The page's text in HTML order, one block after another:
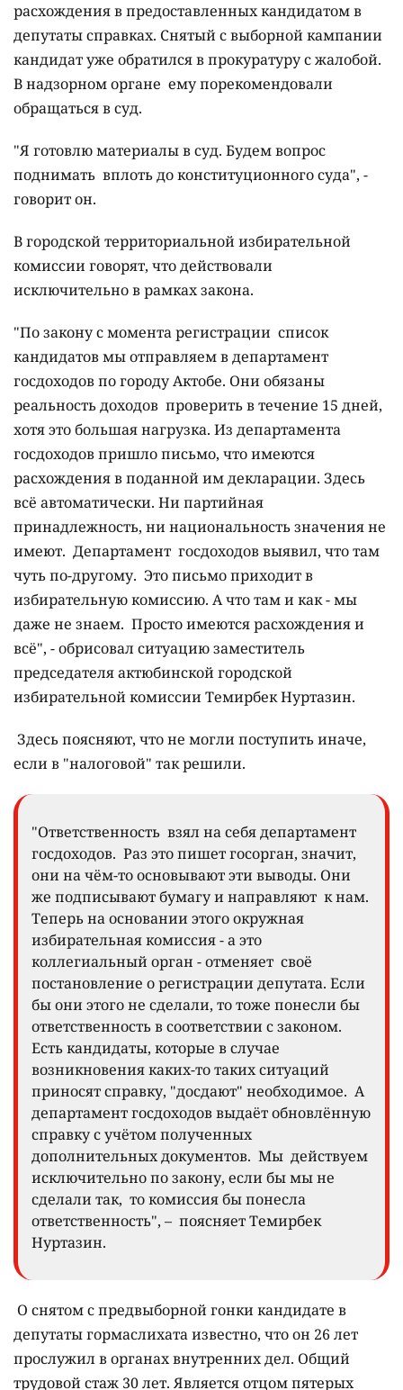
расхождения в предоставленных кандидатом в
депутаты справках. Снятый с выборной кампании
кандидат уже обратился в прокуратуру с жалобой.
В надзорном органе ему порекомендовали
обращаться в суд.
"Я готовлю материалы в суд. Будем вопрос
поднимать вплоть до конституционного суда", -
говорит он.
В городской территориальной избирательной
комиссии говорят, что действовали
исключительно в рамках закона.
"По закону с момента регистрации список
кандидатов мы отправляем в департамент
госдоходов по городу Актобе. Они обязаны
реальность доходов проверить в течение 15 дней,
хотя это большая нагрузка. Из департамента
госдоходов пришло письмо, что имеются
расхождения в поданной им декларации. Здесь
всё автоматически. Ни партийная
принадлежность, ни национальность значения не
имеют. Департамент госдоходов выявил, что там
чуть по-другому. Это письмо приходит в
избирательную комиссию. А что там и как - мы
даже не знаем. Просто имеются расхождения и
всё", - обрисовал ситуацию заместитель
председателя актюбинской городской
избирательной комиссии Темирбек Нуртазин.
Здесь поясняют, что не могли поступить иначе,
если в "налоговой" так решили.
"Ответственность взял на себя департамент
госдоходов. Раз это пишет госорган, значит,
они на чём-то основывают эти выводы. Они
же подписывают бумагу и направляют к нам.
Теперь на основании этого окружная
избирательная комиссия - а это
коллегиальный орган - отменяет своё
постановление о регистрации депутата. Если
бы они этого не сделали, то тоже понесли бы
ответственность в соответствии с законом.
Есть кандидаты, которые в случае
возникновения каких-то таких ситуаций
приносят справку, "досдают" необходимое. А
департамент госдоходов выдаёт обновлённую
справку с учётом полученных
дополнительных документов. Мы действуем
исключительно по закону, если бы мы не
сделали так, то комиссия бы понесла
ответственность", – поясняет Темирбек
Нуртазин.
О снятом с предвыборной гонки кандидате в
депутаты гормаслихата известно, что он 26 лет
прослужил в органах внутренних дел. Общий
трудовой стаж 30 лет. Является отцом пятерых